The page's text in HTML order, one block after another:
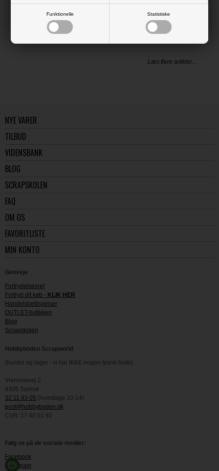
Funktionelle Statistiske
Læs flere artikler...
NYE VARER
TILBUD
VIDENSBANK
BLOG
SCRAPSKOLEN
FAQ
OM OS
FAVORITLISTE
MIN KONTO
Genveje
Fortrydelsesret
Fortryd dit køb - KLIK HER
Handelsbetingelser
OUTLET-butikken
Blog
Scrapskolen
Hobbyboden Scrapworld
(Kontor og lager - vi har IKKE nogen fysisk butik)
Viemosevej 2
8305 Samsø
32 11 83 05 (hverdage 10-14)
post@hobbyboden.dk
CVR: 17 40 01 93
Følg os på de sociale medier:
Facebook
Instagram